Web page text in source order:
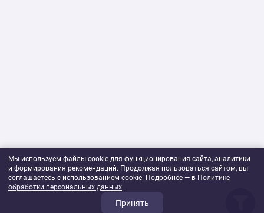
Мы используем файлы cookie для функционирования сайта, аналитики
и формирования рекомендаций. Продолжая пользоваться сайтом, вы
соглашаетесь с использованием cookie. Подробнее — в Политике
обработки персональных данных.
Принять